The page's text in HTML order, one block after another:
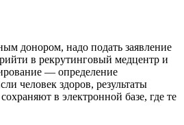
донором, надо подать заявление
в рекрутинговый медцентр и
— определение
человек здоров, результаты
в электронной базе, где те